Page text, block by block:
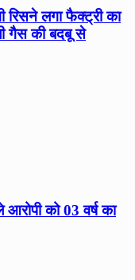
लगा फैक्ट्री का
गैस की बदबू से
को 03 वर्ष का